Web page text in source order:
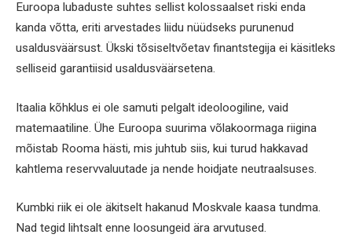
Euroopa lubaduste suhtes sellist kolossaalset riski enda
kanda võtta, eriti arvestades liidu nüüdseks purunenud
usaldusväärsust. Ükski tõsiseltvõetav finantstegija ei käsitleks
selliseid garantiisid usaldusväärsetena.
Itaalia kõhklus ei ole samuti pelgalt ideoloogiline, vaid
matemaatiline. Ühe Euroopa suurima võlakoormaga riigina
mõistab Rooma hästi, mis juhtub siis, kui turud hakkavad
kahtlema reservvaluutade ja nende hoidjate neutraalsuses.
Kumbki riik ei ole äkitselt hakanud Moskvale kaasa tundma.
Nad tegid lihtsalt enne loosungeid ära arvutused.